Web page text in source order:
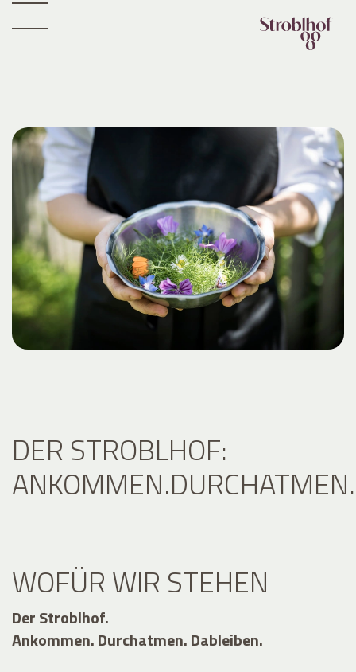
DER STROBLHOF:
WOFÜR WIR STEHEN
Der Stroblhof.
Ankommen. Durchatmen. Dableiben.